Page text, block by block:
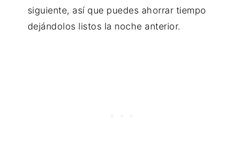
siguiente, así que puedes ahorrar tiempo
dejándolos listos la noche anterior.